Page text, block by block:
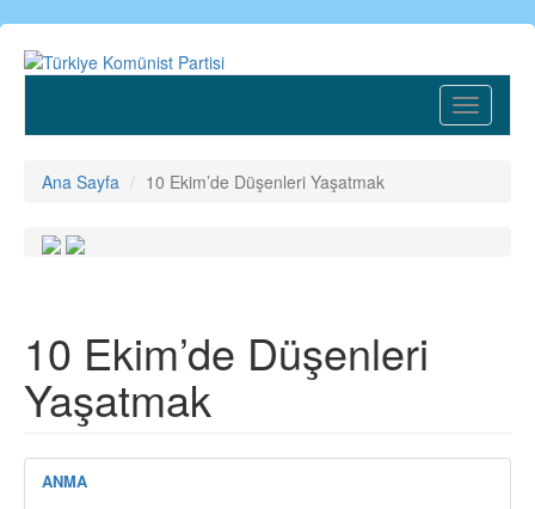
Ana
içeriğe
Toggle
Ana Sayfa 10 Ekim’de Düşenleri Yaşatmak
10 Ekim’de Düşenleri
Yaşatmak
ANMA